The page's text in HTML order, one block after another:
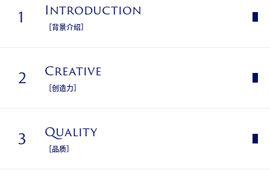
1 Introduction
［背景介绍］
2 Creative
［创造⼒］
3 Quality
［品质］